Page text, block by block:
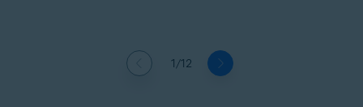
1/12